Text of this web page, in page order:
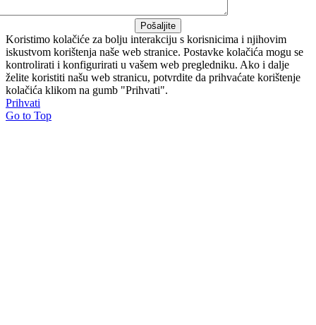
Pošaljite
Koristimo kolačiće za bolju interakciju s korisnicima i njihovim
iskustvom korištenja naše web stranice. Postavke kolačića mogu se
kontrolirati i konfigurirati u vašem web pregledniku. Ako i dalje
želite koristiti našu web stranicu, potvrdite da prihvaćate korištenje
kolačića klikom na gumb "Prihvati".
Prihvati
Go to Top